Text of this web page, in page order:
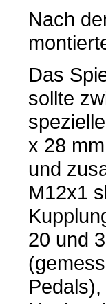
Nach
Das
sollte
x 28
und
M12x1
20 und